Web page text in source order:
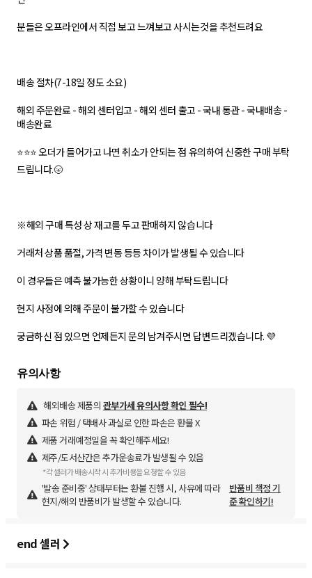
분들은 오프라인에서 직접 보고 느껴보고 사시는것을 추천드려요
배송 절차(7-18일 정도 소요)
해외 주문완료 - 해외 센터입고 - 해외 센터 출고 - 국내 통관 - 국내배송 -
배송완료
⭐⭐⭐ 오더가 들어가고 나면 취소가 안되는 점 유의하여 신중한 구매 부탁
드립니다.🌝
※해외 구매 특성 상 재고를 두고 판매하지 않습니다
거래처 상품 품절, 가격 변동 등등 차이가 발생될 수 있습니다
이 경우들은 예측 불가능한 상황이니 양해 부탁드립니다
현지 사정에 의해 주문이 불가할 수 있습니다
궁금하신 점 있으면 언제든지 문의 남겨주시면 답변드리겠습니다. 💜
유의사항
해외배송 제품의 관부가세 유의사항 확인 필수!
파손 위험 / 택배사 과실로 인한 파손은 환불 X
제품 거래예정일을 꼭 확인해주세요!
제주/도서산간은 추가운송료가 발생될 수 있음
*각 셀러가 배송시작 시 추가비용을 요청할 수 있음
'발송 준비중' 상태부터는 환불 진행 시, 사유에 따라
현지/해외 반품비가 발생할 수 있습니다.
반품비 책정 기
준 확인하기!
end 셀러